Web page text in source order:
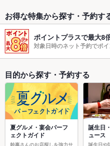
お得な特集から探す・予約す
ポイントプラスで最大8
対象日時のネット予約でポ
目的から探す・予約する
夏グルメ・宴会パーフ
ェクトガイド
幹事さんのお店探しを強力サ
誕生日
ュース
誕生日や